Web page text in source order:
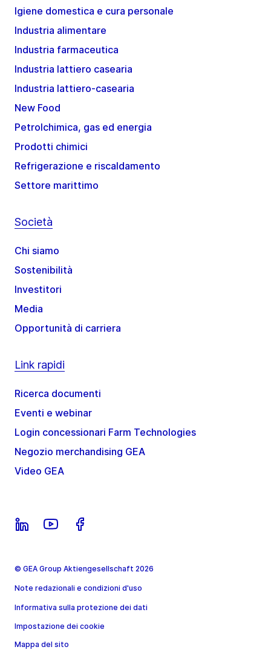
Igiene domestica e cura personale
Industria alimentare
Industria farmaceutica
Industria lattiero casearia
Industria lattiero-casearia
New Food
Petrolchimica, gas ed energia
Prodotti chimici
Refrigerazione e riscaldamento
Settore marittimo
Società
Chi siamo
Sostenibilità
Investitori
Media
Opportunità di carriera
Link rapidi
Ricerca documenti
Eventi e webinar
Login concessionari Farm Technologies
Negozio merchandising GEA
Video GEA
© GEA Group Aktiengesellschaft 2026
Note redazionali e condizioni d'uso
Informativa sulla protezione dei dati
Impostazione dei cookie
Mappa del sito